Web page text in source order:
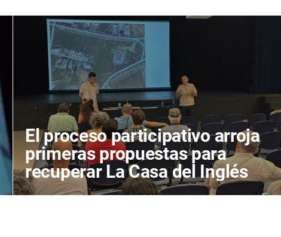
El proceso participativo arroja
primeras propuestas para
recuperar La Casa del Inglés